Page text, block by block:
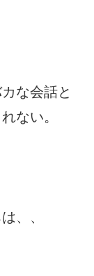
な会話と
ない。
、、